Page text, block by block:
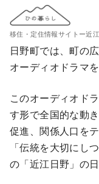
移住・定住情報サイトー近
日野町では、町の
オーディオドラマ
このオーディオド
す形で全国的な動
促進、関係人口を
「伝統を大切にし
の「近江日野」の